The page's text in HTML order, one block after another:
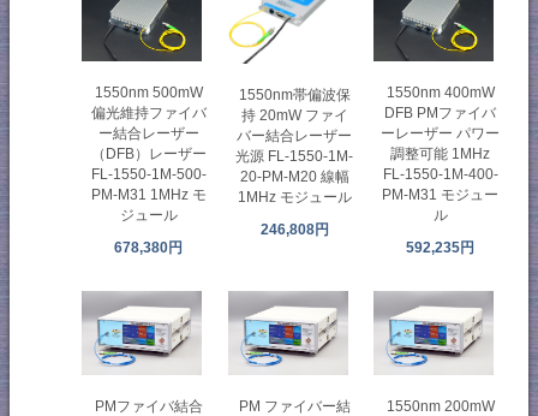
1550nm 500mW
偏光維持ファイバ
ー結合レーザー
（DFB）レーザー
FL-1550-1M-500-
PM-M31 1MHz モ
ジュール
678,380円
1550nm帯偏波保
持 20mW ファイ
バー結合レーザー
光源 FL-1550-1M-
20-PM-M20 線幅
1MHz モジュール
246,808円
1550nm 400mW
DFB PMファイバ
ーレーザー パワー
調整可能 1MHz
FL-1550-1M-400-
PM-M31 モジュー
ル
592,235円
PMファイバ結合
PM ファイバー結
1550nm 200mW